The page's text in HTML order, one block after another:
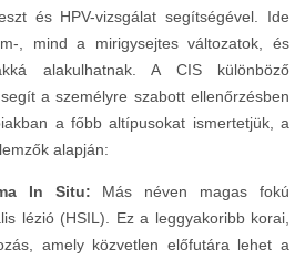
és HPV-vizsgálat segítségével. Ide
, mind a mirigysejtes változatok, és
alakulhatnak. A CIS különböző
a személyre szabott ellenőrzésben
a főbb altípusokat ismertetjük, a
alapján:
In Situ: Más néven magas fokú
lézió (HSIL). Ez a leggyakoribb korai,
amely közvetlen előfutára lehet a